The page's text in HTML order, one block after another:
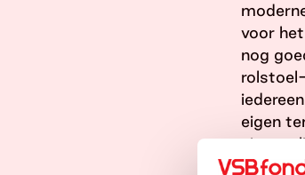
voor
nog
eigen
nieuwe